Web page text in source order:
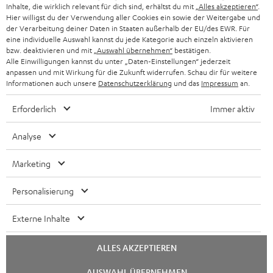
KOPFHÖRER
BLUETOOTH-KOPFHÖRER
STEREOANLAGEN
LAUTSPRECHER
ULTIMA-SERIE
IN-EAR-KOPFHÖRER
FANSHOP
NEUHEITEN
BLOG
NEWSLETTER
STORES
DEINE VORTEILE BEI TEUFEL
UNSER MANAGEMENT
NACHHALTIGKEIT
UNSERE WERTE
BILDUNGSRABATT
NIEDERLANDE
BELGIEN
FRANKREICH
POLEN
SPANIEN
ITALIEN
Technische Änderungen, Tippfehler und Irrtum vorbehalten. Das auf unseren
Fotos abgebildete Zubehör ist nicht im Lieferumfang enthalten. Etwaige
Entsorgungsgebühren für Batterien sind im Preis inbegriffen.
Inhalte, die wirklich relevant für dich sind, erhältst du mit „Alles akzeptieren“.
Hier willigst du der Verwendung aller Cookies ein sowie der Weitergabe und
der Verarbeitung deiner Daten in Staaten außerhalb der EU/des EWR. Für
eine individuelle Auswahl kannst du jede Kategorie auch einzeln aktivieren
bzw. deaktivieren und mit „Auswahl übernehmen“ bestätigen.
Alle Einwilligungen kannst du unter „Daten-Einstellungen“ jederzeit
anpassen und mit Wirkung für die Zukunft widerrufen. Schau dir für weitere
Informationen auch unsere Datenschutzerklärung und das Impressum an.
Erforderlich Immer aktiv
Analyse
Marketing
Personalisierung
Externe Inhalte
ALLES AKZEPTIEREN